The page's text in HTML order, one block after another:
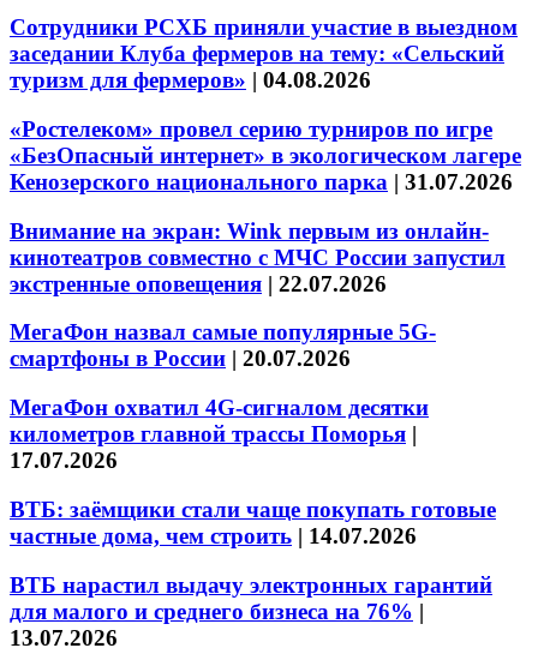
Сотрудники РСХБ приняли участие в выездном
заседании Клуба фермеров на тему: «Сельский
туризм для фермеров» | 04.08.2026
«Ростелеком» провел серию турниров по игре
«БезОпасный интернет» в экологическом лагере
Кенозерского национального парка | 31.07.2026
Внимание на экран: Wink первым из онлайн-
кинотеатров совместно с МЧС России запустил
экстренные оповещения | 22.07.2026
МегаФон назвал самые популярные 5G-
смартфоны в России | 20.07.2026
МегаФон охватил 4G-сигналом десятки
километров главной трассы Поморья |
17.07.2026
ВТБ: заёмщики стали чаще покупать готовые
частные дома, чем строить | 14.07.2026
ВТБ нарастил выдачу электронных гарантий
для малого и среднего бизнеса на 76% |
13.07.2026